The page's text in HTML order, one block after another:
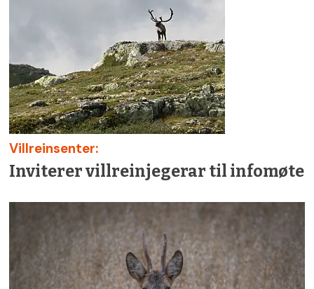
Villreinsenter:
Inviterer villreinjegerar til infomøte